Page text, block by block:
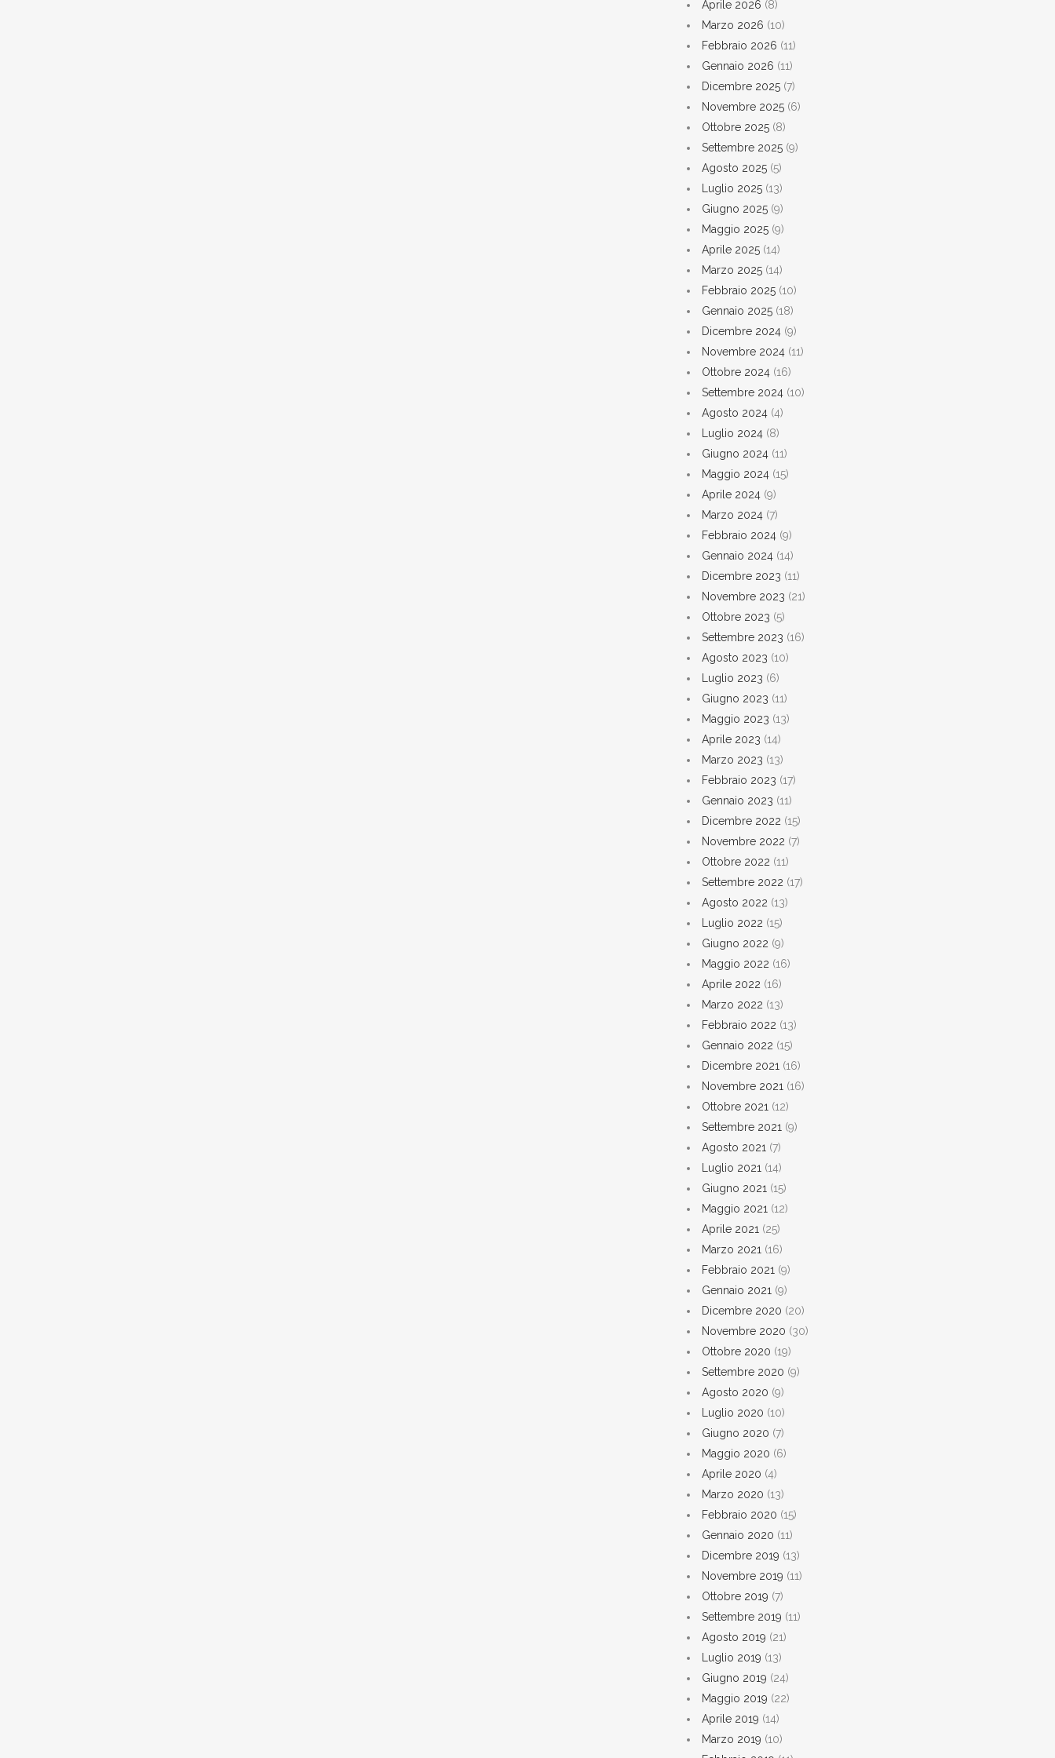
Aprile 2026 (8)
Marzo 2026 (10)
Febbraio 2026 (11)
Gennaio 2026 (11)
Dicembre 2025 (7)
Novembre 2025 (6)
Ottobre 2025 (8)
Settembre 2025 (9)
Agosto 2025 (5)
Luglio 2025 (13)
Giugno 2025 (9)
Maggio 2025 (9)
Aprile 2025 (14)
Marzo 2025 (14)
Febbraio 2025 (10)
Gennaio 2025 (18)
Dicembre 2024 (9)
Novembre 2024 (11)
Ottobre 2024 (16)
Settembre 2024 (10)
Agosto 2024 (4)
Luglio 2024 (8)
Giugno 2024 (11)
Maggio 2024 (15)
Aprile 2024 (9)
Marzo 2024 (7)
Febbraio 2024 (9)
Gennaio 2024 (14)
Dicembre 2023 (11)
Novembre 2023 (21)
Ottobre 2023 (5)
Settembre 2023 (16)
Agosto 2023 (10)
Luglio 2023 (6)
Giugno 2023 (11)
Maggio 2023 (13)
Aprile 2023 (14)
Marzo 2023 (13)
Febbraio 2023 (17)
Gennaio 2023 (11)
Dicembre 2022 (15)
Novembre 2022 (7)
Ottobre 2022 (11)
Settembre 2022 (17)
Agosto 2022 (13)
Luglio 2022 (15)
Giugno 2022 (9)
Maggio 2022 (16)
Aprile 2022 (16)
Marzo 2022 (13)
Febbraio 2022 (13)
Gennaio 2022 (15)
Dicembre 2021 (16)
Novembre 2021 (16)
Ottobre 2021 (12)
Settembre 2021 (9)
Agosto 2021 (7)
Luglio 2021 (14)
Giugno 2021 (15)
Maggio 2021 (12)
Aprile 2021 (25)
Marzo 2021 (16)
Febbraio 2021 (9)
Gennaio 2021 (9)
Dicembre 2020 (20)
Novembre 2020 (30)
Ottobre 2020 (19)
Settembre 2020 (9)
Agosto 2020 (9)
Luglio 2020 (10)
Giugno 2020 (7)
Maggio 2020 (6)
Aprile 2020 (4)
Marzo 2020 (13)
Febbraio 2020 (15)
Gennaio 2020 (11)
Dicembre 2019 (13)
Novembre 2019 (11)
Ottobre 2019 (7)
Settembre 2019 (11)
Agosto 2019 (21)
Luglio 2019 (13)
Giugno 2019 (24)
Maggio 2019 (22)
Aprile 2019 (14)
Marzo 2019 (10)